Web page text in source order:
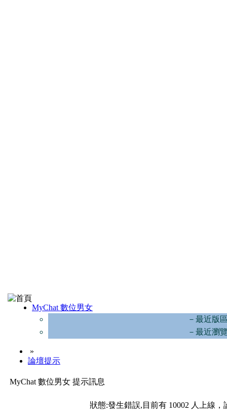
MyChat 數位男女
－最近版
－最近瀏
»
論壇提示
MyChat 數位男女 提示訊息
狀態:發生錯誤,目前有 10002 人上線